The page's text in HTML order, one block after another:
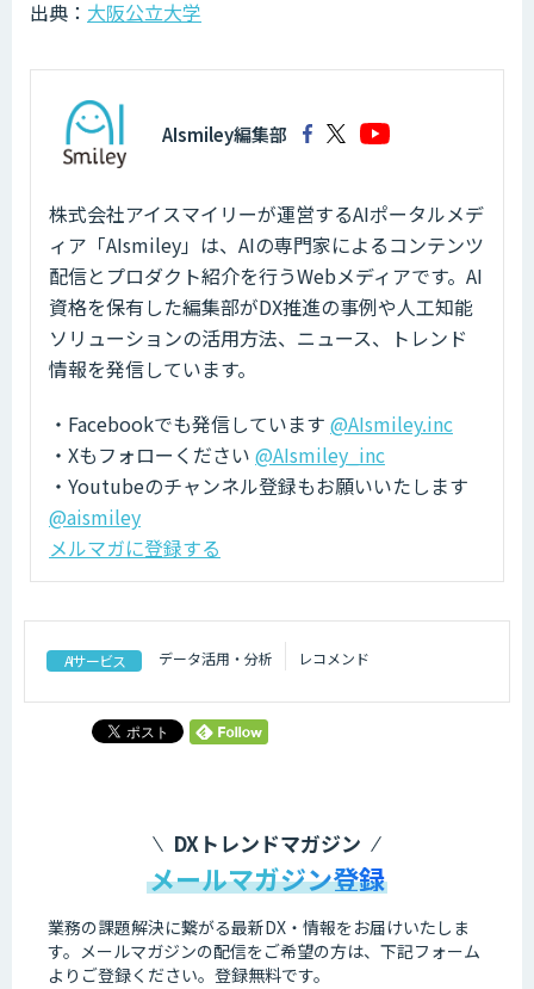
出典： 大阪公立大学
AIsmiley編集部
株式会社アイスマイリーが運営するAIポータルメデ
ィア「AIsmiley」は、AIの専門家によるコンテンツ
配信とプロダクト紹介を行うWebメディアです。AI
資格を保有した編集部がDX推進の事例や人工知能
ソリューションの活用方法、ニュース、トレンド
情報を発信しています。
・Facebookでも発信しています @AIsmiley.inc
・Xもフォローください @AIsmiley_inc
・Youtubeのチャンネル登録もお願いいたします
@aismiley
メルマガに登録する
AIサービス データ活用・分析 レコメンド
DXトレンドマガジン
メールマガジン登録
業務の課題解決に繋がる最新DX・情報をお届けいたしま
す。 メールマガジンの配信をご希望の方は、下記フォーム
よりご登録ください。登録無料です。